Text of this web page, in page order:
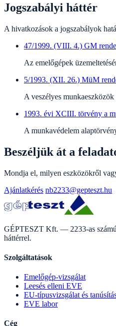
Jogszabályi háttér
A hivatkozások a jogszabályok
47/1999. (VIII. 4.) GM
Az emelőgépek
5/1993. (XII. 26.) MüM
A veszélyes
1993. évi XCIII. törvény a
A munkavédelem
Beszéljük át a
Mondja el, milyen eszközökről
Ajánlatkérés nb2233@gepteszt.hu
GÉPTESZT Kft. — 2233-as számú
háttérrel.
Szolgáltatások
Emelőgép-vizsgálat
Leesés elleni EVE
EU-típusvizsgálat és
EVE labor
Cég